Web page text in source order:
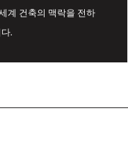
계 건축의 맥락을 전하
.